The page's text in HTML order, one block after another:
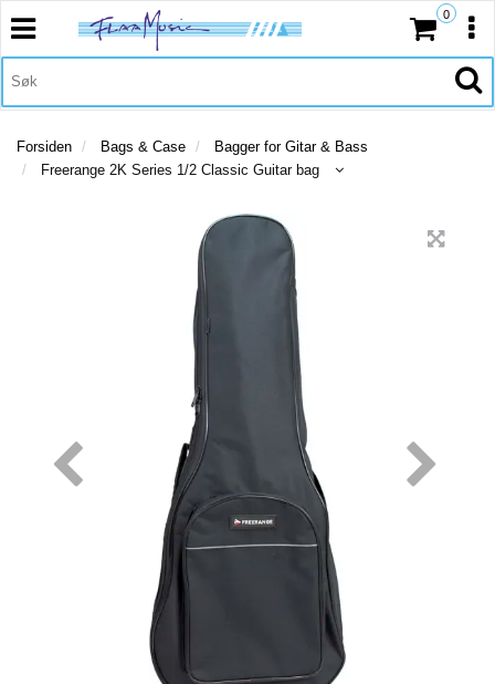
Toggle
0
Forsiden Bags & Case
Bagger for Gitar & Bass
Freerange 2K Series 1/2 Classic Guitar bag